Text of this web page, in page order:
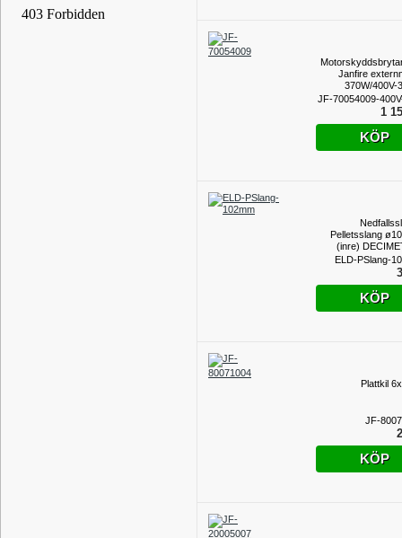
Janfire
370W/400V-
JF-70054009-
1
KÖP
Pelletsslang
(inre)
ELD-PSlang-
KÖP
Plattkil
JF-
KÖP